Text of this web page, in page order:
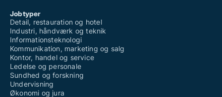
Jobtyper
Detail, restauration og hotel
Industri, håndværk og teknik
Informationsteknologi
Kommunikation, marketing og salg
Kontor, handel og service
Ledelse og personale
Sundhed og forskning
Undervisning
Økonomi og jura